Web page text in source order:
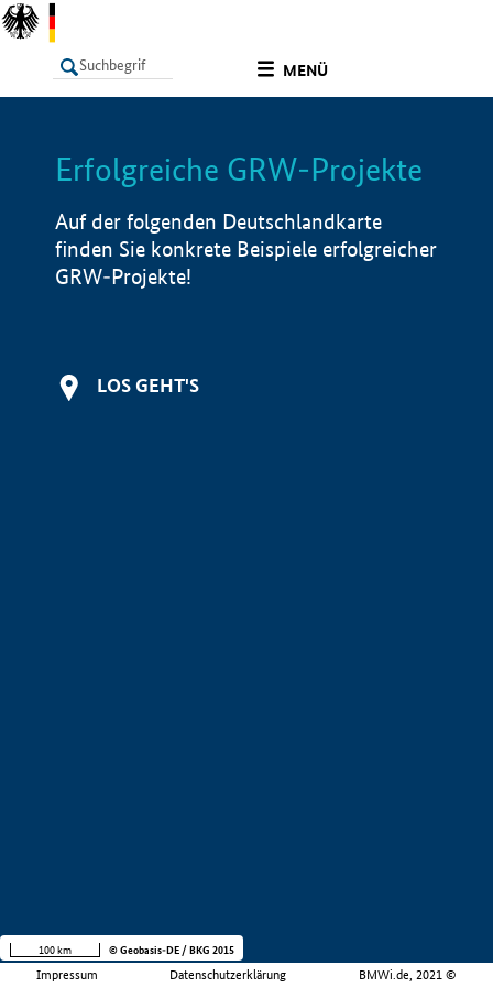
MENÜ
LISTE Info
Erfolgreiche GRW-Projekte
Auf der folgenden Deutschlandkarte
finden Sie konkrete Beispiele erfolgreicher
GRW-Projekte!
LOS GEHT'S
Impressum Datenschutzerklärung BMWi.de, 2021 ©
100 km © Geobasis-DE / BKG 2015